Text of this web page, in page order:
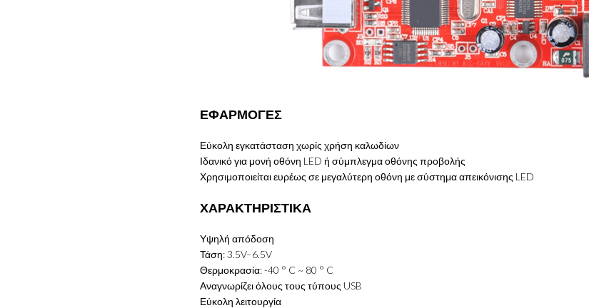
ΕΦΑΡΜΟΓΕΣ
Εύκολη εγκατάσταση χωρίς χρήση καλωδίων
Ιδανικό για μονή οθόνη LED ή σύμπλεγμα οθόνης προβολής
Χρησιμοποιείται ευρέως σε μεγαλύτερη οθόνη με σύστημα απεικόνισης LED
ΧΑΡΑΚΤΗΡΙΣΤΙΚΑ
Υψηλή απόδοση
Τάση:3.5V–6.5V
Θερμοκρασία:-40 ° C ~ 80 ° C
Αναγνωρίζει όλους τους τύπους USB
Εύκολη λειτουργία